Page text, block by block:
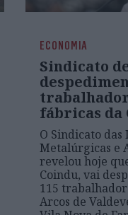
ECONOMIA
Sindicato
fábricas da
O Sindicato
Metalúrgicas e
revelou hoje
Coindu, vai
115
Arcos de